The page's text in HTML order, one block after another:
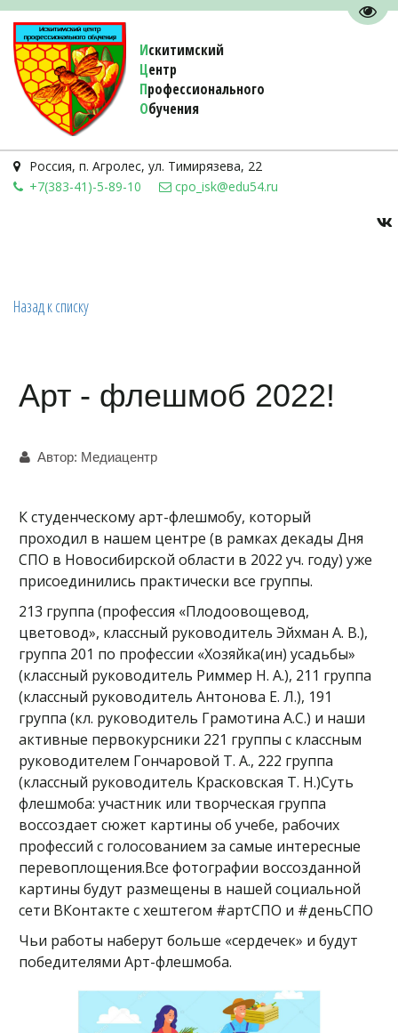
Искитимский
Центр
Профессионального
Обучения
Россия, п. Агролес, ул. Тимирязева, 22
+7(383-41)-5-89-10
cpo_isk@edu54.ru
Назад к списку
Арт - флешмоб 2022!
Автор: Медиацентр
К студенческому арт-флешмобу, который
проходил в нашем центре (в рамках декады Дня
СПО в Новосибирской области в 2022 уч. году) уже
присоединились практически все группы.
213 группа (профессия «Плодоовощевод,
цветовод», классный руководитель Эйхман А. В.),
группа 201 по профессии «Хозяйка(ин) усадьбы»
(классный руководитель Риммер Н. А.), 211 группа
(классный руководитель Антонова Е. Л.), 191
группа (кл. руководитель Грамотина А.С.) и наши
активные первокурсники 221 группы с классным
руководителем Гончаровой Т. А., 222 группа
(классный руководитель Красковская Т. Н.)Суть
флешмоба: участник или творческая группа
воссоздает сюжет картины об учебе, рабочих
профессий с голосованием за самые интересные
перевоплощения.Все фотографии воссозданной
картины будут размещены в нашей социальной
сети ВКонтакте с хештегом #артСПО и #деньСПО
Чьи работы наберут больше «сердечек» и будут
победителями Арт-флешмоба.